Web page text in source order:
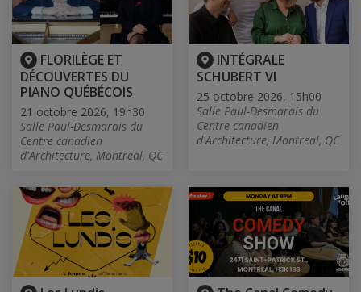
FLORILÈGE ET
DÉCOUVERTES DU
PIANO QUÉBÉCOIS
21 octobre 2026, 19h30
Salle Paul-Desmarais du
Centre canadien
d'Architecture, Montreal, QC
INTÉGRALE
SCHUBERT VI
25 octobre 2026, 15h00
Salle Paul-Desmarais du
Centre canadien
d'Architecture, Montreal, QC